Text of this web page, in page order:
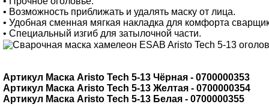
• Возможность приближать и удалять маску от лица.
• Удобная сменная мягкая накладка для комфорта
• Специальный изгиб для затылочной части.
Артикул Маска Aristo Tech 5-13 Чёрная - 0700000353
Артикул Маска Aristo Tech 5-13 Желтая - 0700000354
Артикул Маска Aristo Tech 5-13 Белая - 0700000355